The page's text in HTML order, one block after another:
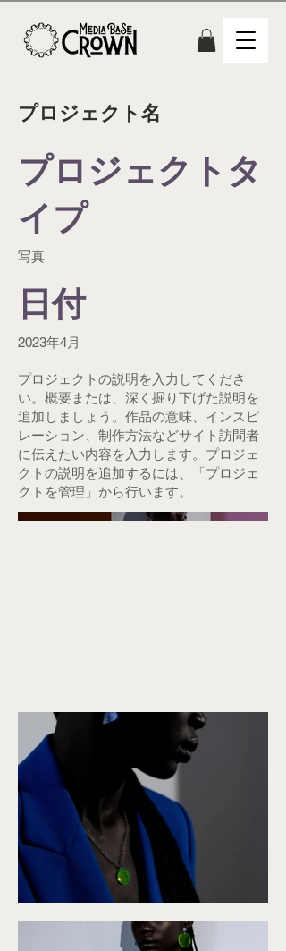
プロジェクト名
プロジェクトタ
イプ
写真
日付
2023年4月
プロジェクトの説明を入力してくださ
い。概要または、深く掘り下げた説明を
追加しましょう。作品の意味、インスピ
レーション、制作方法などサイト訪問者
に伝えたい内容を入力します。プロジェ
クトの説明を追加するには、「プロジェ
クトを管理」から行います。